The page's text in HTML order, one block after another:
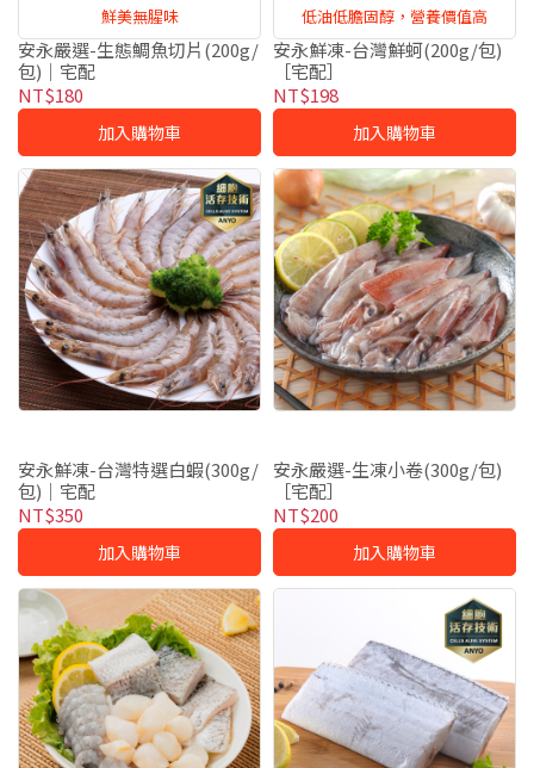
鮮美無腥味
安永嚴選-生態鯛魚切片(200g/
包)｜宅配
NT$180
加入購物車
低油低膽固醇，營養價值高
安永鮮凍-台灣鮮蚵(200g/包)
［宅配］
NT$198
加入購物車
安永鮮凍-台灣特選白蝦(300g/
包)｜宅配
NT$350
加入購物車
安永嚴選-生凍小卷(300g/包)
［宅配］
NT$200
加入購物車